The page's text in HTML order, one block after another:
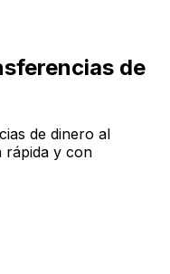
de
de dinero al
rápida y con